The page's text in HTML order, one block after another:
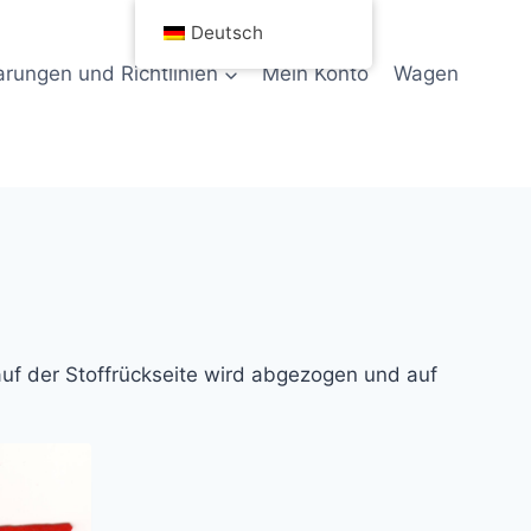
und Richtlinien Mein Konto Wagen
der Stoffrückseite wird abgezogen und auf
Deutsch